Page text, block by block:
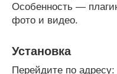
Особенность —
фото и видео.
Установка
Перейдите по адресу: